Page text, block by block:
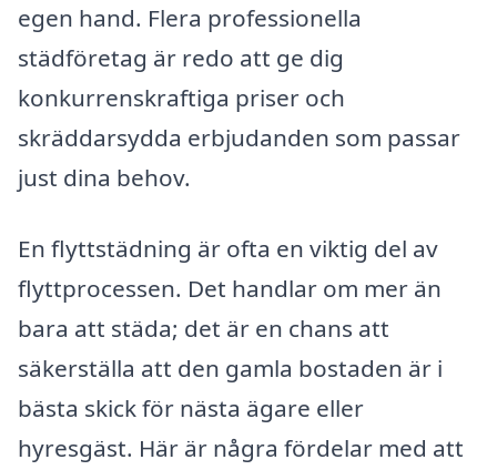
egen hand. Flera professionella
städföretag är redo att ge dig
konkurrenskraftiga priser och
skräddarsydda erbjudanden som passar
just dina behov.
En flyttstädning är ofta en viktig del av
flyttprocessen. Det handlar om mer än
bara att städa; det är en chans att
säkerställa att den gamla bostaden är i
bästa skick för nästa ägare eller
hyresgäst. Här är några fördelar med att